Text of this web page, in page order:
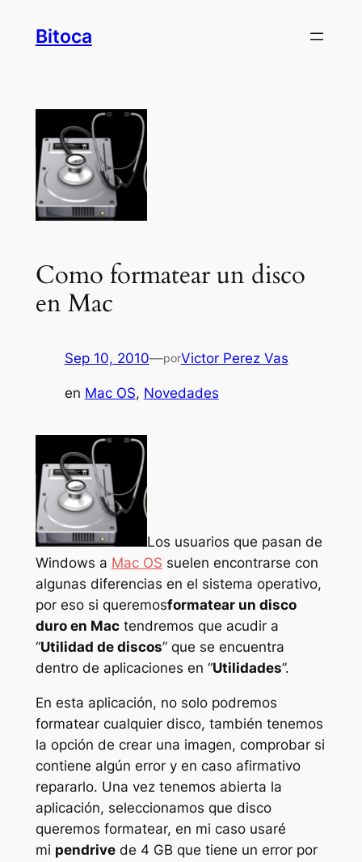
Bitoca
Como formatear un disco
en Mac
Sep 10, 2010—porVictor Perez Vas
en Mac OS, Novedades
Los usuarios que pasan de
Windows a Mac OS suelen encontrarse con
algunas diferencias en el sistema operativo,
por eso si queremosformatear un disco
duro en Mactendremos que acudir a
“Utilidad de discos” que se encuentra
dentro de aplicaciones en “Utilidades”.
En esta aplicación, no solo podremos
formatear cualquier disco, también tenemos
la opción de crear una imagen, comprobar si
contiene algún error y en caso afirmativo
repararlo. Una vez tenemos abierta la
aplicación, seleccionamos que disco
queremos formatear, en mi caso usaré
mi pendrivede 4 GB que tiene un error por